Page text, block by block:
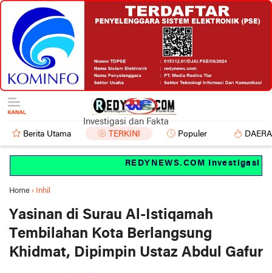
Investigasi dan Fakta
Berita Utama TERKINI Populer
REDYNEWS.COM Investigasi dan
Home › Inhil
Yasinan di Surau Al-Istiqamah
Tembilahan Kota Berlangsung
Khidmat, Dipimpin Ustaz Abdul Gafur